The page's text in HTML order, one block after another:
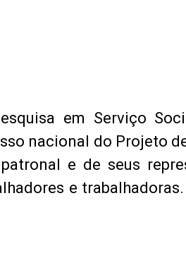
em Serviço
nacional do Projeto
e de seus
e